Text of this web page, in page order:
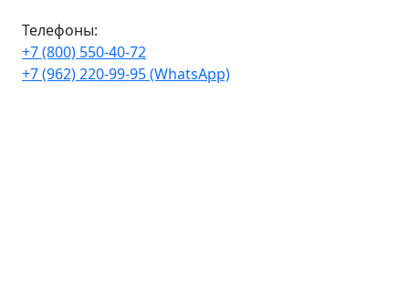
Телефоны:
+7 (800) 550-40-72
+7 (962) 220-99-95 (WhatsApp)